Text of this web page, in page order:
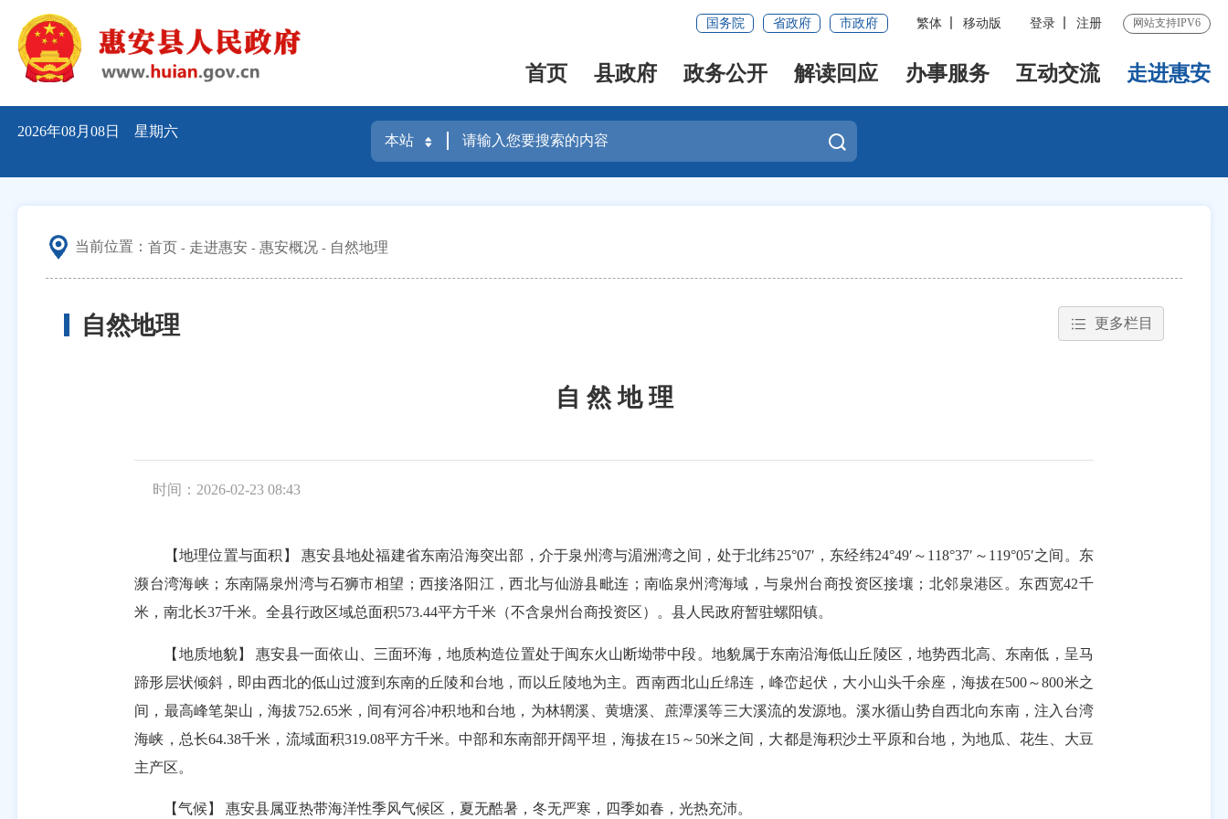
国务院 省政府 市政府 繁体 移动版 登录 注册 网站支持IPV6
首页 县政府 政务公开 解读回应 办事服务 互动交流 走进惠安
2026年08月08日 星期六
当前位置： 首页 走进惠安 惠安概况 自然地理
自然地理 更多栏目
自 然 地 理
时间：2026-02-23 08:43
【地理位置与面积】 惠安县地处福建省东南沿海突出部，介于泉州湾与湄洲湾之间，处于北纬25°07′，东经纬24°49′～118°37′～119°05′之间。东
濒台湾海峡；东南隔泉州湾与石狮市相望；西接洛阳江，西北与仙游县毗连；南临泉州湾海域，与泉州台商投资区接壤；北邻泉港区。东西宽42千
米，南北长37千米。全县行政区域总面积573.44平方千米（不含泉州台商投资区）。县人民政府暂驻螺阳镇。
【地质地貌】 惠安县一面依山、三面环海，地质构造位置处于闽东火山断坳带中段。地貌属于东南沿海低山丘陵区，地势西北高、东南低，呈马
蹄形层状倾斜，即由西北的低山过渡到东南的丘陵和台地，而以丘陵地为主。西南西北山丘绵连，峰峦起伏，大小山头千余座，海拔在500～800米之
间，最高峰笔架山，海拔752.65米，间有河谷冲积地和台地，为林辋溪、黄塘溪、蔗潭溪等三大溪流的发源地。溪水循山势自西北向东南，注入台湾
海峡，总长64.38千米，流域面积319.08平方千米。中部和东南部开阔平坦，海拔在15～50米之间，大都是海积沙土平原和台地，为地瓜、花生、大豆
主产区。
【气候】 惠安县属亚热带海洋性季风气候区，夏无酷暑，冬无严寒，四季如春，光热充沛。